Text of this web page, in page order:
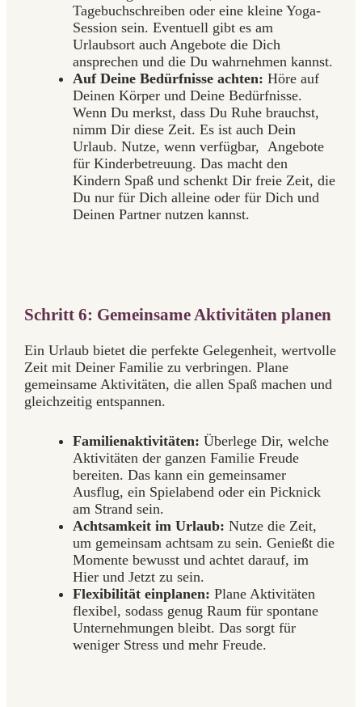
Tagebuchschreiben oder eine kleine Yoga-
Session sein. Eventuell gibt es am
Urlaubsort auch Angebote die Dich
ansprechen und die Du wahrnehmen kannst.
Auf Deine Bedürfnisse achten: Höre auf
Deinen Körper und Deine Bedürfnisse.
Wenn Du merkst, dass Du Ruhe brauchst,
nimm Dir diese Zeit. Es ist auch Dein
Urlaub. Nutze, wenn verfügbar, Angebote
für Kinderbetreuung. Das macht den
Kindern Spaß und schenkt Dir freie Zeit, die
Du nur für Dich alleine oder für Dich und
Deinen Partner nutzen kannst.
Schritt 6: Gemeinsame Aktivitäten planen
Ein Urlaub bietet die perfekte Gelegenheit, wertvolle
Zeit mit Deiner Familie zu verbringen. Plane
gemeinsame Aktivitäten, die allen Spaß machen und
gleichzeitig entspannen.
Familienaktivitäten: Überlege Dir, welche
Aktivitäten der ganzen Familie Freude
bereiten. Das kann ein gemeinsamer
Ausflug, ein Spielabend oder ein Picknick
am Strand sein.
Achtsamkeit im Urlaub: Nutze die Zeit,
um gemeinsam achtsam zu sein. Genießt die
Momente bewusst und achtet darauf, im
Hier und Jetzt zu sein.
Flexibilität einplanen: Plane Aktivitäten
flexibel, sodass genug Raum für spontane
Unternehmungen bleibt. Das sorgt für
weniger Stress und mehr Freude.